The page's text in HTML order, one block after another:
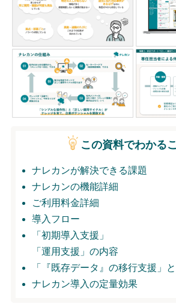
資料ダウンロード
無料トライアル
ログイン
この資料でわかる
ナレカンが解決できる課題
ナレカンの機能詳細
ご利用料金詳細
導入フロー
「初期導入支援」
「運用支援」の内容
「『既存データ』の移行支援」
ナレカン導入の定量効果